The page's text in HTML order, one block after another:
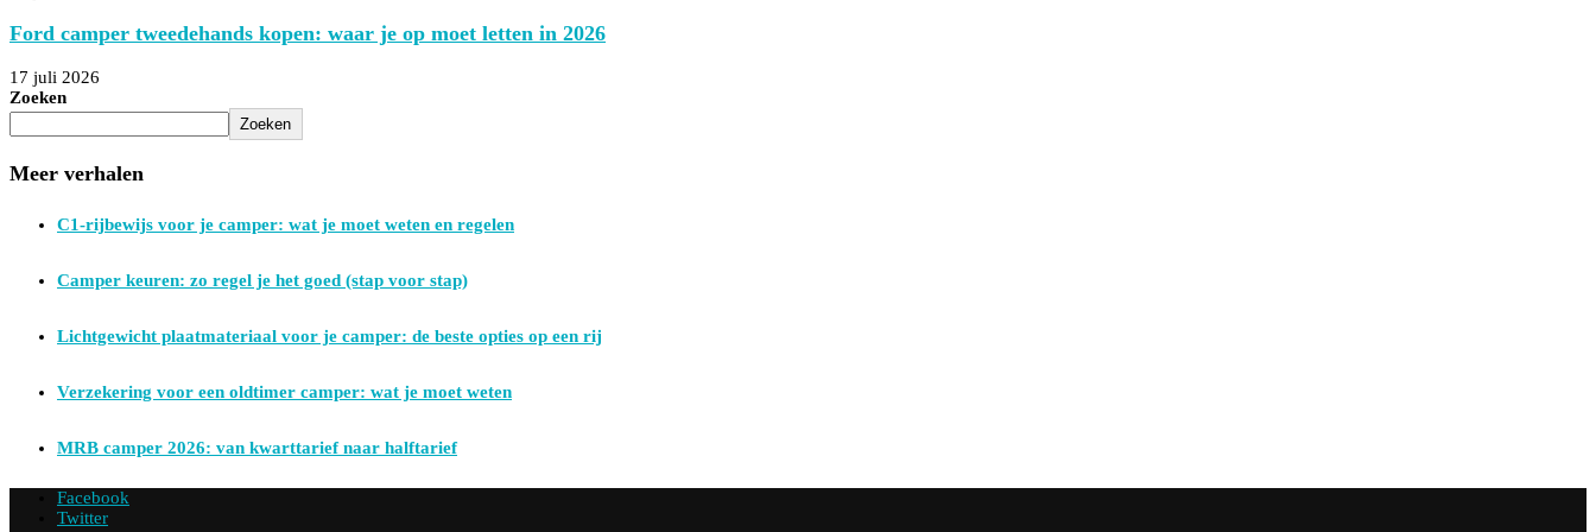
Ford camper tweedehands kopen: waar je op moet letten in 2026
17 juli 2026
Zoeken
Zoeken
Meer verhalen
C1-rijbewijs voor je camper: wat je moet weten en regelen
Camper keuren: zo regel je het goed (stap voor stap)
Lichtgewicht plaatmateriaal voor je camper: de beste opties op een rij
Verzekering voor een oldtimer camper: wat je moet weten
MRB camper 2026: van kwarttarief naar halftarief
Facebook
Twitter